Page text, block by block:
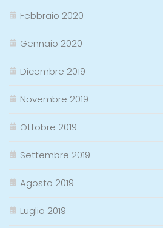
Febbraio 2020
Gennaio 2020
Dicembre 2019
Novembre 2019
Ottobre 2019
Settembre 2019
Agosto 2019
Luglio 2019